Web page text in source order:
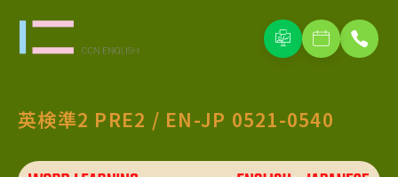
英検準2 PRE2 / EN-JP 0521-0540